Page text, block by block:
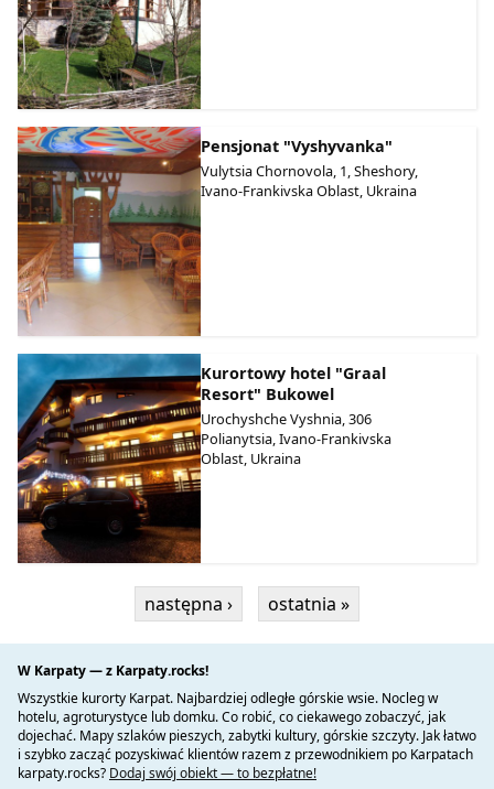
Pensjonat "Vyshyvanka"
Vulytsia Chornovola, 1, Sheshory,
Ivano-Frankivska Oblast, Ukraina
Kurortowy hotel "Graal
Resort" Bukowel
Urochyshche Vyshnia, 306
Polianytsia, Ivano-Frankivska
Oblast, Ukraina
następna › ostatnia »
W Karpaty — z Karpaty.rocks!
Wszystkie kurorty Karpat. Najbardziej odległe górskie wsie. Nocleg w
hotelu, agroturystyce lub domku. Co robić, co ciekawego zobaczyć, jak
dojechać. Mapy szlaków pieszych, zabytki kultury, górskie szczyty. Jak łatwo
i szybko zacząć pozyskiwać klientów razem z przewodnikiem po Karpatach
karpaty.rocks? Dodaj swój obiekt — to bezpłatne!